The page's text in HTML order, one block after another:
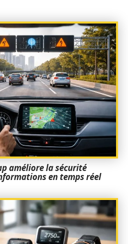
améliore la sécurité
en temps réel